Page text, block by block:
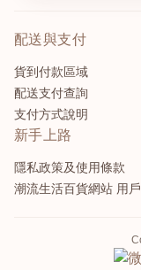
配送與支付
貨到付款區域
配送支付查詢
支付方式說明
新手上路
隱私政策及使用條款
潮流生活百貨網站 用